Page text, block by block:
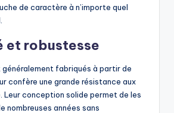
de caractère à n’importe quel
et robustesse
généralement fabriqués à partir de
confère une grande résistance aux
Leur conception solide permet de les
nombreuses années sans